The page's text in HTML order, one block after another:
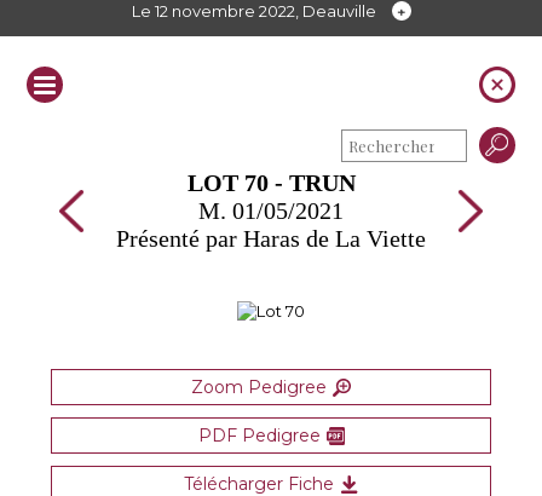
Le 12 novembre 2022, Deauville
LOT 70 - TRUN
M. 01/05/2021
Présenté par Haras de La Viette
Zoom Pedigree
PDF Pedigree
Télécharger Fiche